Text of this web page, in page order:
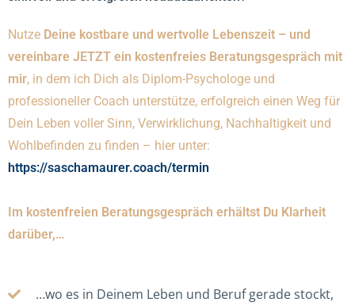
Nutze Deine kostbare und wertvolle Lebenszeit – und
vereinbare JETZT ein kostenfreies Beratungsgespräch mit
mir, in dem ich Dich als Diplom-Psychologe und
professioneller Coach unterstütze, erfolgreich einen Weg für
Dein Leben voller Sinn, Verwirklichung, Nachhaltigkeit und
Wohlbefinden zu finden – hier unter:
https://saschamaurer.coach/termin
Im kostenfreien Beratungsgespräch erhältst Du Klarheit
darüber,…
…wo es in Deinem Leben und Beruf gerade stockt,